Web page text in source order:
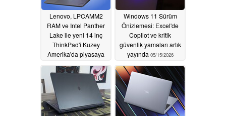
Lenovo, LPCAMM2
RAM ve Intel Panther
Lake ile yeni 14 inç
ThinkPad'i Kuzey
Amerika'da piyasaya
05/15/2026
Windows 11 Sürüm
Önizlemesi: Excel'de
Copilot ve kritik
güvenlik yamaları artık
yayında 05/15/2026